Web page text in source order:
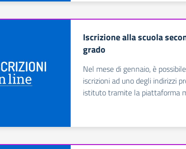
Iscrizione alla scuola
grado
Nel mese di gennaio, è
iscrizioni ad uno degli indirizzi
istituto tramite la piattaforma